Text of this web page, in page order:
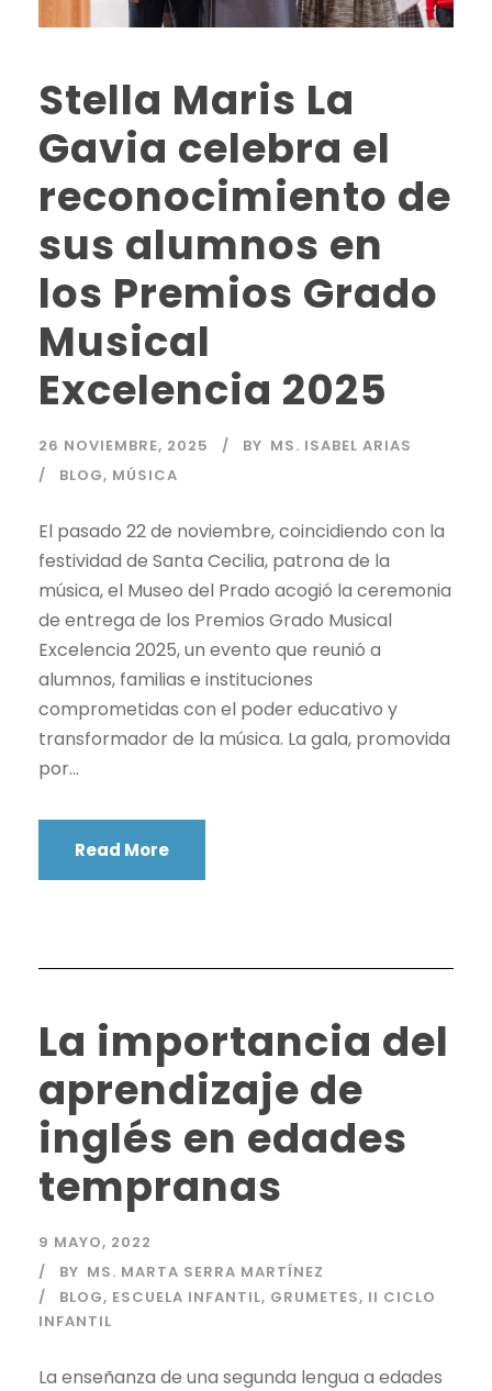
Stella Maris La
Gavia celebra el
reconocimiento de
sus alumnos en
los Premios Grado
Musical
Excelencia 2025
26 NOVIEMBRE, 2025 BY MS. ISABEL ARIAS
BLOG, MÚSICA
El pasado 22 de noviembre, coincidiendo con la
festividad de Santa Cecilia, patrona de la
música, el Museo del Prado acogió la ceremonia
de entrega de los Premios Grado Musical
Excelencia 2025, un evento que reunió a
alumnos, familias e instituciones
comprometidas con el poder educativo y
transformador de la música. La gala, promovida
por...
Read More
La importancia del
aprendizaje de
inglés en edades
tempranas
9 MAYO, 2022
BY MS. MARTA SERRA MARTÍNEZ
BLOG, ESCUELA INFANTIL, GRUMETES, II CICLO
INFANTIL
La enseñanza de una segunda lengua a edades